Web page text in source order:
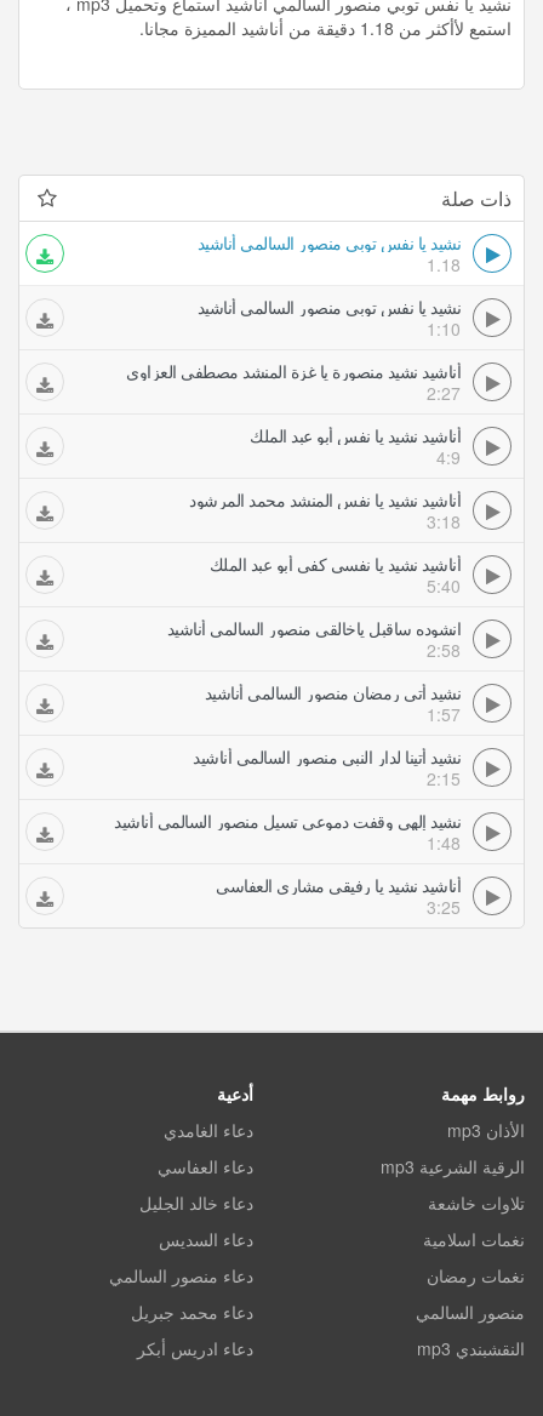
استمع لأأكثر من 1.18 دقيقة من أناشيد المميزة مجانا.
ذات صلة
نشيد يا نفس توبي منصور السالمي أناشيد
1.18
نشيد يا نفس توبي منصور السالمي أناشيد
1:10
أناشيد نشيد منصورة يا غزة المنشد مصطفى العزاوي
2:27
أناشيد نشيد يا نفس أبو عبد الملك
4:9
أناشيد نشيد يا نفس المنشد محمد المرشود
3:18
أناشيد نشيد يا نفسي كفى أبو عبد الملك
5:40
انشوده ساقبل ياخالقي منصور السالمي أناشيد
2:58
نشيد أتى رمضان منصور السالمي أناشيد
1:57
نشيد أتينا لدار النبي منصور السالمي أناشيد
2:15
نشيد إلهي وقفت دموعي تسيل منصور السالمي أناشيد
1:48
أناشيد نشيد يا رفيقي مشاري العفاسي
3:25
روابط مهمة
الأذان mp3
الرقية الشرعية mp3
تلاوات خاشعة
نغمات اسلامية
نغمات رمضان
منصور السالمي
النقشبندي mp3
أدعية
دعاء الغامدي
دعاء العفاسي
دعاء خالد الجليل
دعاء السديس
دعاء منصور السالمي
دعاء محمد جبريل
دعاء ادريس أبكر